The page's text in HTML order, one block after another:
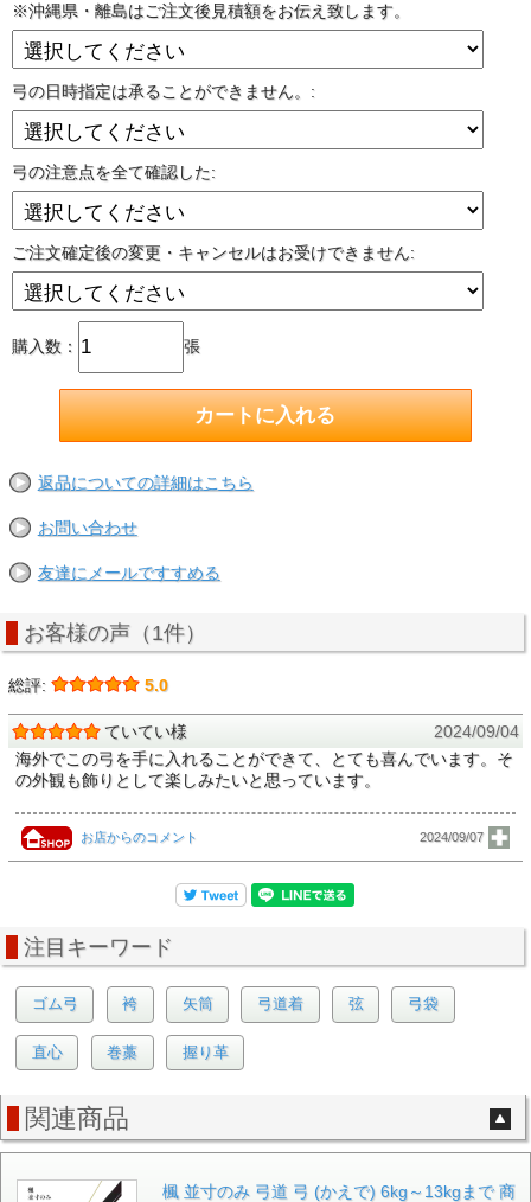
※沖縄県・離島はご注文後見積額をお伝え致します。
弓の日時指定は承ることができません。:
弓の注意点を全て確認した:
ご注文確定後の変更・キャンセルはお受けできません:
購入数： 張
返品についての詳細はこちら
お問い合わせ
友達にメールですすめる
お客様の声（1件）
総評: 5.0
ていてい様
2024/09/04
海外でこの弓を手に入れることができて、とても喜んでいます。そ
の外観も飾りとして楽しみたいと思っています。
お店からのコメント 2024/09/07
注目キーワード
ゴム弓 袴 矢筒 弓道着 弦 弓袋
直心 巻藁 握り革
関連商品
楓 並寸のみ 弓道 弓 (かえで) 6kg～13kgまで 商